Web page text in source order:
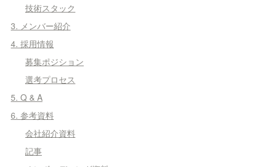
技術スタック
3. メンバー紹介
4. 採用情報
募集ポジション
選考プロセス
5. Q & A
6. 参考資料
会社紹介資料
記事